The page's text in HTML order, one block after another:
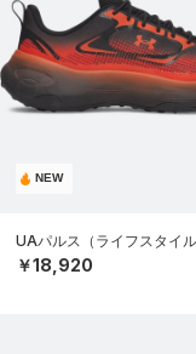
NEW
UAパルス（ライフスタイ
￥18,920